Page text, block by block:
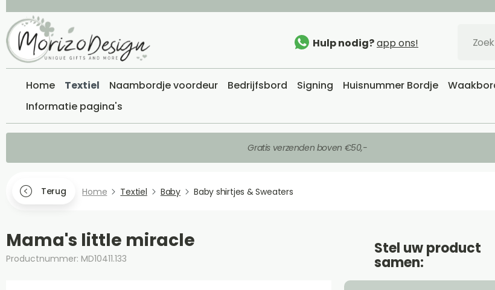
Hulp nodig?app ons!
Home Textiel Naambordje voordeur Bedrijfsbord Signing Huisnummer Bordje
Informatie pagina's
Gratis verzenden boven €50,-
Terug Home Textiel Baby Baby shirtjes & Sweaters
Mama's little miracle
Productnummer: MD10411.133
Stel uw product
samen: